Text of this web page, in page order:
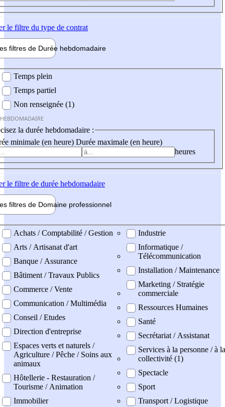
le filtre du type de contrat
filtres de Durée hebdomadaire
Temps plein
Temps partiel
Non renseignée (1)
la durée hebdomadaire :
minimale (en heure) Durée maximale (en heure)
heures
le filtre de durée hebdomadaire
filtres de Domaine professionnel
professionel
Achats / Comptabilité / Gestion
Arts / Artisanat d'art
Banque / Assurance
Bâtiment / Travaux Publics
Commerce / Vente
Communication / Multimédia
Conseil / Etudes
Direction d'entreprise
Espaces verts et naturels /
Agriculture / Pêche / Soins aux
animaux
Hôtellerie - Restauration /
Tourisme / Animation
Immobilier
Industrie
Informatique /
Télécommunication
Installation / Maintenance
Marketing / Stratégie
commerciale
Ressources Humaines
Santé
Secrétariat / Assistanat
Services à la personne / à la
collectivité (1)
Spectacle
Sport
Transport / Logistique